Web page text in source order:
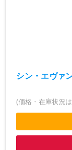
シン・エヴァ
(価格・在庫状況